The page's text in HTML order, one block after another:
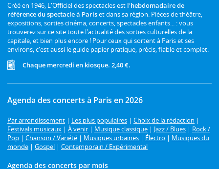
Créé en 1946, L'Officiel des spectacles est l'hebdomadaire de
référence du spectacle à Pariset dans sa région. Pièces de théâtre,
expositions, sorties cinéma, concerts, spectacles enfants... : vous
trouverez sur ce site toute l'actualité des sorties culturelles de la
capitale, et bien plus encore ! Pour ceux qui sortent à Paris et ses
environs, c'est aussi le guide papier pratique, précis, fiable et complet.
Chaque mercredi en kiosque. 2,40 €.
Agenda des concerts à Paris en 2026
Par arrondissement | Les plus populaires | Choix de la rédaction |
Festivals musicaux | À venir | Musique classique | Jazz / Blues | Rock /
Pop | Chanson / Variété | Musiques urbaines | Électro | Musiques du
monde | Gospel | Contemporain / Expérimental
Agenda des concerts par mois